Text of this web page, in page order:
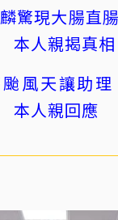
驚現大腸直
本人親揭真相
風天讓助
本人親回應